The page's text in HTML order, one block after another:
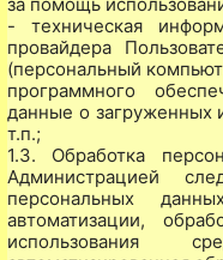
за помощь
- техническая
провайдера
(персональный
программного
данные о загруженных
т.п.;
1.3. Обработка
Администрацией
персональных
автоматизации,
использования